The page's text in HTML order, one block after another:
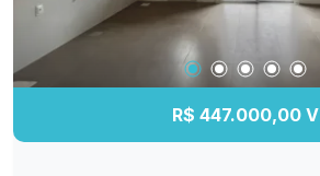
R$ 447.000,00 V